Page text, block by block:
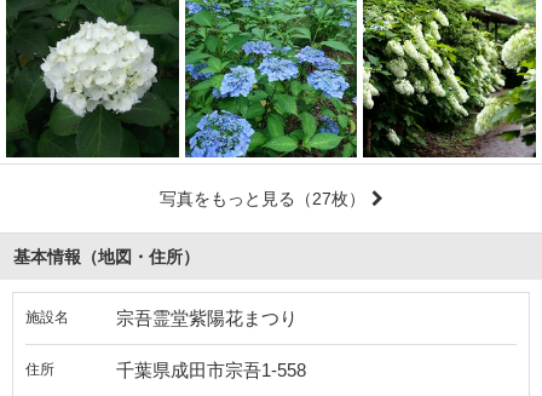
写真をもっと見る （27枚）
基本情報（地図・住所）
施設名 宗吾霊堂紫陽花まつり
住所 千葉県成田市宗吾1-558